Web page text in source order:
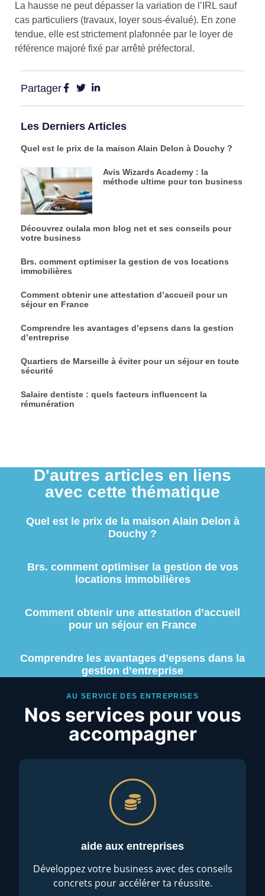
La hausse ne peut dépasser la variation de l’IRL sauf
cas particuliers (travaux, loyer sous-évalué). En zone
tendue, elle est strictement plafonnée par le loyer de
référence majoré fixé par arrêté préfectoral.
Partager
Les Derniers Articles
Quel est le prix de la maison Alain Delon à Douchy ?
Avis Wizards Academy : la
méthode ultime pour ton business
Découvrez oulala mon blog net et ses conseils pour
votre business
Brs. comment optimiser la gestion de vos locations
immobilières
Comment obtenir une attestation d’accueil pour un
séjour en France
Comprendre les avantages d’epsens dans la gestion
d’entreprise
Quartiers de Marseille à éviter pour un séjour en toute
sécurité
Salaire dentiste : quels facteurs influencent la
rémunération
D'autres articles en liens
avec cette thématique
Quel est le prix de la maison Alain Delon à
Douchy ?
Brs. comment optimiser la gestion de vos
locations immobilières
Comment obtenir une attestation d’accueil
pour un séjour en France
Comprendre les avantages d’epsens dans la
gestion d’entreprise
AU SERVICE DES ENTREPRISES
Nos services pour vous
accompagner
aide aux entreprises
Développez votre business avec des conseils
concrets pour accélérer ta réussite.